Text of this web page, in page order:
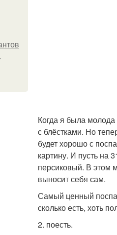
Когда я была
с блёстками. Но
будет хорошо с
картину. И пусть на
персиковый. В этом
выносит себя сам.
Самый ценный
сколько есть, хоть
2. поесть.